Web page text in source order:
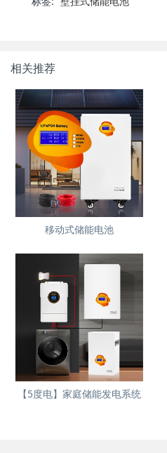
相关推荐
移动式储能电池
【5度电】家庭储能发电系统